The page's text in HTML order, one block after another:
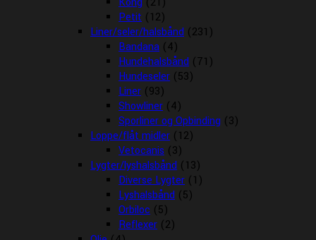
Petit (12)
Liner/seler/halsbånd (231)
Bandana (4)
Hundehalsbånd (71)
Hundeseler (53)
Liner (93)
Showliner (4)
Sporliner og Opbinding (3)
Loppe/flåt midler (12)
Vetocanis (3)
Lygter/lyshalsbånd (13)
Diverse Lygter (1)
Lyshalsbånd (5)
Orbiloc (5)
Reflexer (2)